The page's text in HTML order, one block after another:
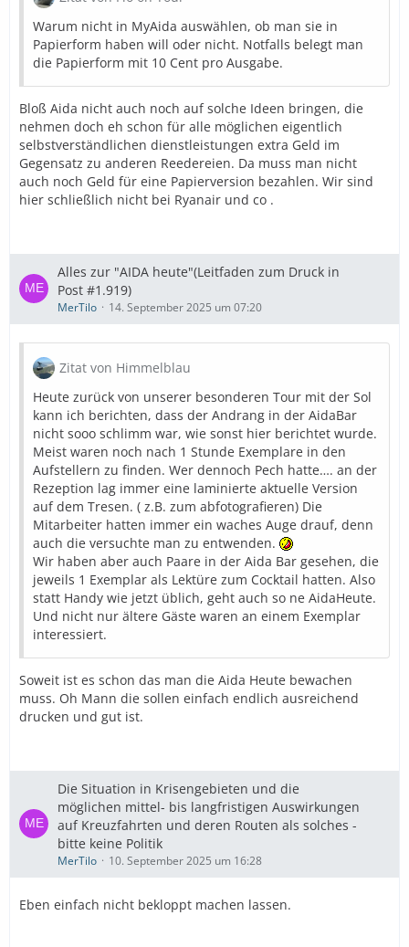
Warum nicht in MyAida auswählen, ob man sie in
Papierform haben will oder nicht. Notfalls belegt man
die Papierform mit 10 Cent pro Ausgabe.
Bloß Aida nicht auch noch auf solche Ideen bringen, die
nehmen doch eh schon für alle möglichen eigentlich
selbstverständlichen dienstleistungen extra Geld im
Gegensatz zu anderen Reedereien. Da muss man nicht
auch noch Geld für eine Papierversion bezahlen. Wir sind
hier schließlich nicht bei Ryanair und co .
Alles zur "AIDA heute"(Leitfaden zum Druck in
Post #1.919)
MerTilo 14. September 2025 um 07:20
Zitat von Himmelblau
Heute zurück von unserer besonderen Tour mit der Sol
kann ich berichten, dass der Andrang in der AidaBar
nicht sooo schlimm war, wie sonst hier berichtet wurde.
Meist waren noch nach 1 Stunde Exemplare in den
Aufstellern zu finden. Wer dennoch Pech hatte…. an der
Rezeption lag immer eine laminierte aktuelle Version
auf dem Tresen. ( z.B. zum abfotografieren) Die
Mitarbeiter hatten immer ein waches Auge drauf, denn
auch die versuchte man zu entwenden.
Wir haben aber auch Paare in der Aida Bar gesehen, die
jeweils 1 Exemplar als Lektüre zum Cocktail hatten. Also
statt Handy wie jetzt üblich, geht auch so ne AidaHeute.
Und nicht nur ältere Gäste waren an einem Exemplar
interessiert.
Soweit ist es schon das man die Aida Heute bewachen
muss. Oh Mann die sollen einfach endlich ausreichend
drucken und gut ist.
Die Situation in Krisengebieten und die
möglichen mittel- bis langfristigen Auswirkungen
auf Kreuzfahrten und deren Routen als solches -
bitte keine Politik
MerTilo 10. September 2025 um 16:28
Eben einfach nicht bekloppt machen lassen.